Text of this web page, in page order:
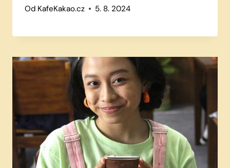
Od KafeKakao.cz 5. 8. 2024